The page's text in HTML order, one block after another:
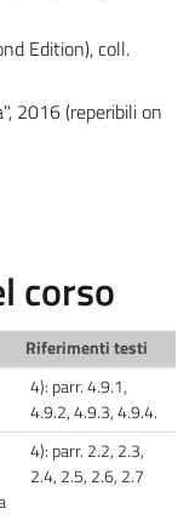
Edition), coll.
2016 (reperibili on
corso
Riferimenti testi
4): parr. 4.9.1,
4.9.2, 4.9.3, 4.9.4.
4): parr. 2.2, 2.3,
2.4, 2.5, 2.6, 2.7